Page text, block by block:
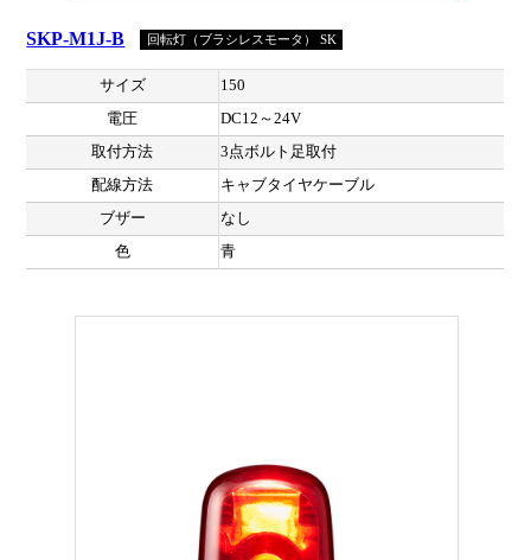
SKP-M1J-B 回転灯（ブラシレスモータ） SK
サイズ
150
電圧
DC12～24V
取付方法
3点ボルト足取付
配線方法
キャブタイヤケーブル
ブザー
なし
色
青